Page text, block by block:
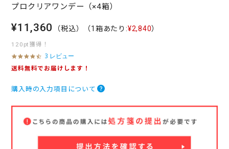
プロクリアワンデー（×4箱）
¥11,360 （税込） （1箱あたり:¥2,840）
120pt獲得！
4
.
t
r
a
t
3 レビュー
送料無料でお届けします！
購入時の入力項目について